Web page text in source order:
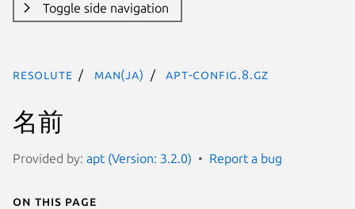
Toggle side navigation
resolute man(ja) apt-config.8.gz
名前
Provided by: apt (Version: 3.2.0) Report a bug
On this page